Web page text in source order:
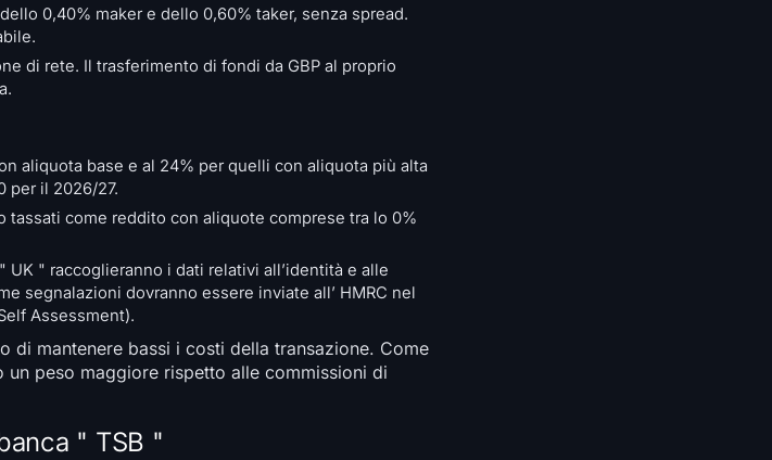
0,40% maker e dello 0,60% taker, senza spread.
di rete. Il trasferimento di fondi da GBP al proprio
aliquota base e al 24% per quelli con aliquota più alta
per il 2026/27.
come reddito con aliquote comprese tra lo 0%
" raccoglieranno i dati relativi all’identità e alle
segnalazioni dovranno essere inviate all’ HMRC nel
Assessment).
di mantenere bassi i costi della transazione. Come
peso maggiore rispetto alle commissioni di
" TSB "